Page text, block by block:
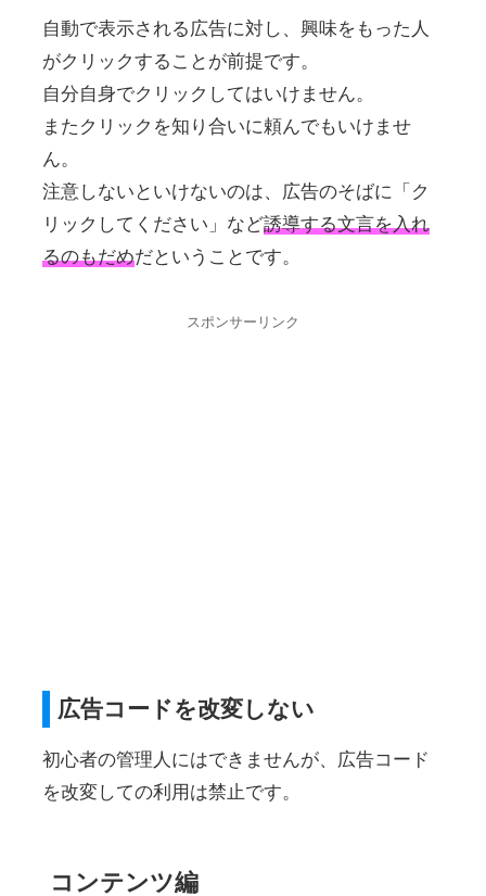
自動で表示される広告に対し、興味をもった人
がクリックすることが前提です。
自分自身でクリックしてはいけません。
またクリックを知り合いに頼んでもいけませ
ん。
注意しないといけないのは、広告のそばに「ク
リックしてください」など誘導する文言を入れ
るのもだめだということです。
スポンサーリンク
広告コードを改変しない
初心者の管理人にはできませんが、広告コード
を改変しての利用は禁止です。
コンテンツ編